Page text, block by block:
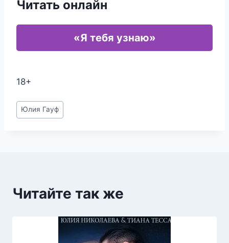
Читать онлайн
«Я тебя узнаю»
18+
Метки
записи:
Юлия Гауф
Читайте так же